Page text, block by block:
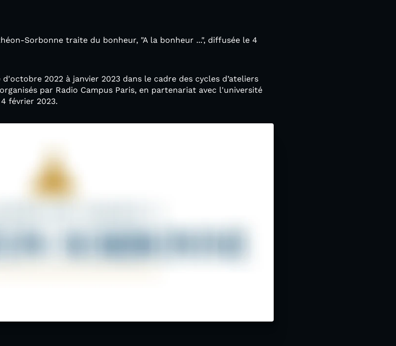
Sorbonne traite du bonheur, "A la bonheur ...", diffusée le 4
2022 à janvier 2023 dans le cadre des cycles d’ateliers
par Radio Campus Paris, en partenariat avec l'université
février 2023.